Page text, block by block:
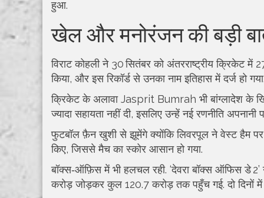
हुआ.
खेल और मनोरंजन की बड़ी
विराट कोहली ने 30 सितंबर को अंतरराष्ट्रीय क्रिकेट में
किया, और इस रिकॉर्ड से उनका नाम इतिहास में दर्ज हो
क्रिकेट के अलावा Jasprit Bumrah भी बांग्लादेश के
ज्यादा सहायता नहीं दी, इसलिए उन्हें नई रणनीति अपनानी
फुटबॉल फ़ैन खुशी से झूमेंगे क्योंकि लिवरपूल ने वेस्ट हैम पर
किए, जिससे मैच का स्कोर आसान हो गया.
बॉक्स‑ऑफ़िस में भी हलचल रही. ‘देवरा बॉक्स ऑफिस डे
करोड़ जोड़कर कुल 120.7 करोड़ तक पहुँच गई. दो दिनों